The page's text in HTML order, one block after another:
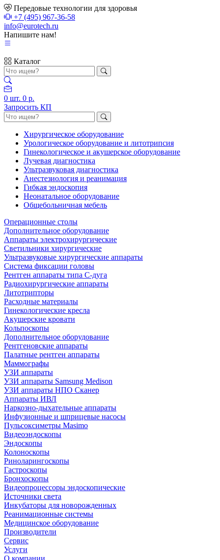
Передовые технологии для здоровья
+7 (495) 967-36-58
info@eurotech.ru
Напишите нам!
Каталог
0 шт. 0 р.
Запросить КП
Хирургическое оборудование
Урологическое оборудование и литотрипсия
Гинекологическое и акушерское оборудование
Лучевая диагностика
Ультразвуковая диагностика
Анестезиология и реанимация
Гибкая эндоскопия
Неонатальное оборудование
Общебольничная мебель
Операционные столы
Дополнительное оборудование
Аппараты электрохирургические
Светильники хирургические
Ультразвуковые хирургические аппараты
Система фиксации головы
Рентген аппараты типа С-дуга
Радиохирургические аппараты
Литотрипторы
Расходные материалы
Гинекологические кресла
Акушерские кровати
Кольпоскопы
Дополнительное оборудование
Рентгеновские аппараты
Палатные рентген аппараты
Маммографы
УЗИ аппараты
УЗИ аппараты Samsung Medison
УЗИ аппараты НПО Сканер
Аппараты ИВЛ
Наркозно-дыхательные аппараты
Инфузионные и шприцевые насосы
Пульсоксиметры Masimo
Видеоэндоскопы
Эндоскопы
Колоноскопы
Риноларингоскопы
Гастроскопы
Бронхоскопы
Видеопроцессоры эндоскопические
Источники света
Инкубаторы для новорожденных
Реанимационные системы
Медицинское оборудование
Производители
Сервис
Услуги
О компании